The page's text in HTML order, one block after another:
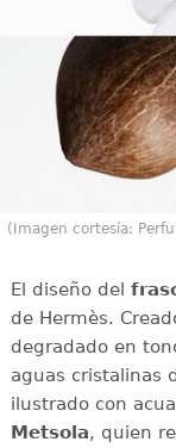
(Imagen cortesía:
El diseño del
de Hermès.
degradado en
aguas cristalinas
ilustrado con
Metsola, quien